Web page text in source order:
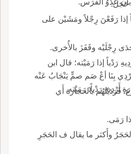
حَجَلَ.
إذا رَفَعْنَ رِجْلاً ومَشَيْن على
رِجْلَيْه وقَفَزَ بالأُخرى.
ورَدَيتُ فلانا بحَجَرٍ أرْدِيهِ رَدْياً إذا رَمَيْته؛ قال ابن
حِلِّزَةَ وكأنَّ المَنونَ تَرْدِي بِنَا أعْ صَم صمٍّ يَنْجَابُ عَنْه
فَرَدَيْتُهُم بالحجارة أَي
رَمَى.
وأَكثر ما يقال ف الحَجَرِ